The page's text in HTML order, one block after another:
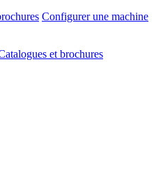
Configurer une machine
et brochures